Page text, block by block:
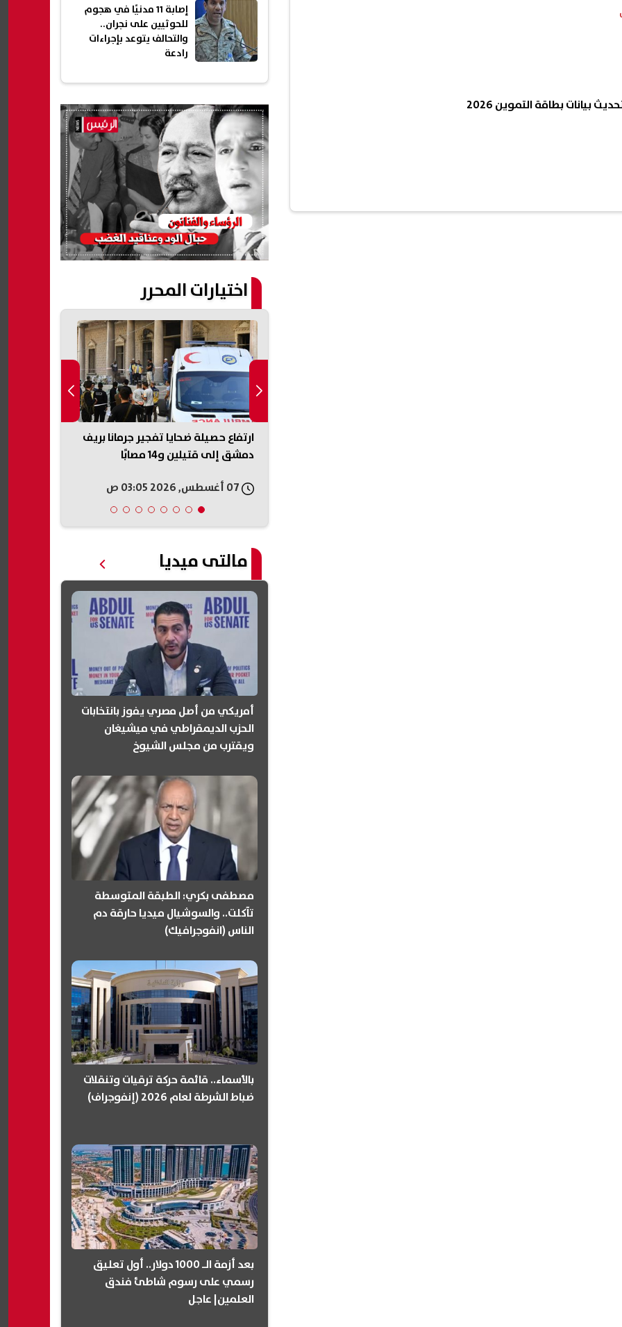
بيانات بطاقة التموين 2026
إصابة 11 مدنيًا في هجوم
للحوثيين على نجران..
والتحالف يتوعد بإجراءات
رادعة
اختيارات المحرر
ارتفاع حصيلة ضحايا تفجير جرمانا بريف
دمشق إلى قتيلين و14 مصابًا
مالتى ميديا
أمريكي من أصل مصري يفوز بانتخابات
الحزب الديمقراطي في ميشيغان
ويقترب من مجلس الشيوخ
مصطفى بكري: الطبقة المتوسطة
تآكلت.. والسوشيال ميديا حارقة دم
الناس (انفوجرافيك)
بالأسماء.. قائمة حركة ترقيات وتنقلات
ضباط الشرطة لعام 2026 (إنفوجراف)
بعد أزمة الـ 1000 دولار.. أول تعليق
رسمي على رسوم شاطئ فندق
العلمين| عاجل